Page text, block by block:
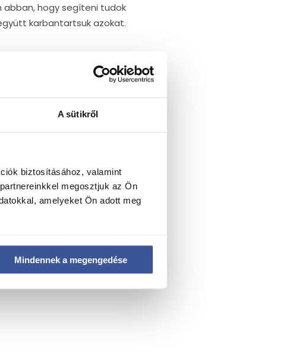
A sütikről
biztosításához, valamint
megosztjuk az Ön
amelyeket Ön adott meg
Mindennek a megengedése
abban, hogy segíteni tudok
karbantartsuk azokat.